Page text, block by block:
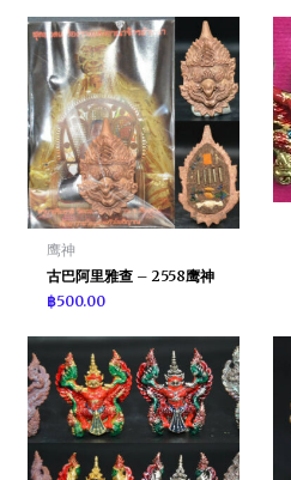
鹰神
古巴阿里雅查 – 2558鹰神
฿500.00